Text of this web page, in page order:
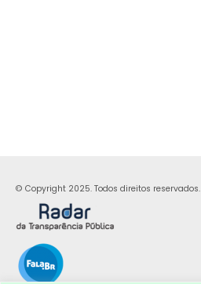
© Copyright 2025. Todos direitos reservados.